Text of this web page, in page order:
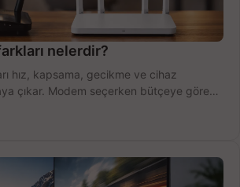
nelerdir?
hız, kapsama, gecikme ve cihaz
çıkar. Modem seçerken bütçeye göre